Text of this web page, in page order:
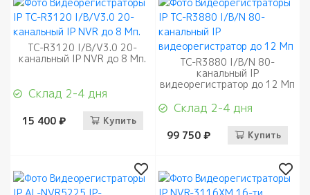
TC-R3120 I/B/V3.0 20-
канальный IP NVR до 8 Мп.
Склад 2-4 дня
15 400 ₽ Купить
TC-R3880 I/B/N 80-
канальный IP
видеорегистратор до 12 Мп
Склад 2-4 дня
99 750 ₽ Купить